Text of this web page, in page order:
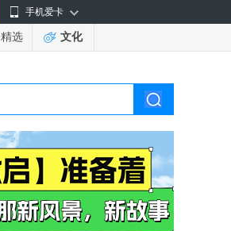
手机爱卡
精选 文化